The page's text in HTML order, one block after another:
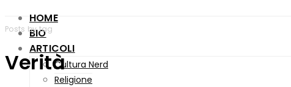
HOME
BIO
ARTICOLI
Cultura Nerd
Religione
Posts by tag
Verità